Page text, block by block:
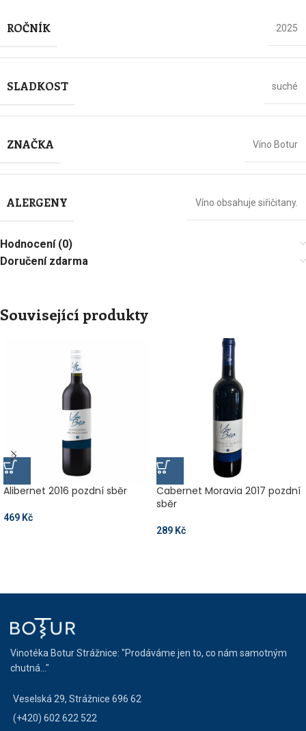
ROČNÍK 2025
SLADKOST suché
ZNAČKA Víno Botur
ALERGENY Víno obsahuje siřičitany.
Hodnocení (0)
Doručení zdarma
Související produkty
Alibernet 2016 pozdní sběr
469 Kč
Cabernet Moravia 2017 pozdní
sběr
289 Kč
Vinotéka Botur Strážnice: "Prodáváme jen to, co nám samotným
chutná..."
Veselská 29, Strážnice 696 62
(+420) 602 622 522